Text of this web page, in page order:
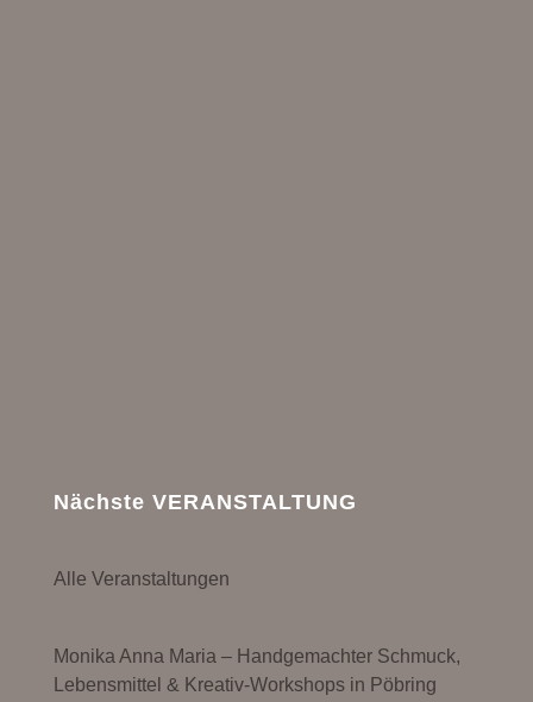
Nächste VERANSTALTUNG
Alle Veranstaltungen
Monika Anna Maria – Handgemachter Schmuck,
Lebensmittel & Kreativ-Workshops in Pöbring